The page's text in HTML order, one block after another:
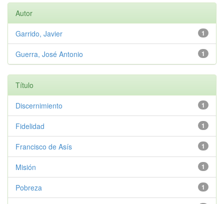
Autor
1
Garrido, Javier
1
Guerra, José Antonio
Título
1
Discernimiento
1
Fidelidad
1
Francisco de Asís
1
Misión
1
Pobreza